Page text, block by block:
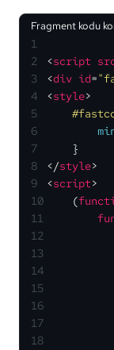
Fragment kodu
1
2
<script
3
<div id=
4
<style>
5
6
7
    }
8
</style>
9
<script>
10
    (
11
12
13
14
15
16
17
18